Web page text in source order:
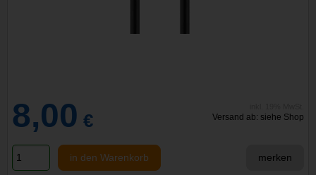
8,00 € Versand ab: siehe Shop
in den Warenkorb merken